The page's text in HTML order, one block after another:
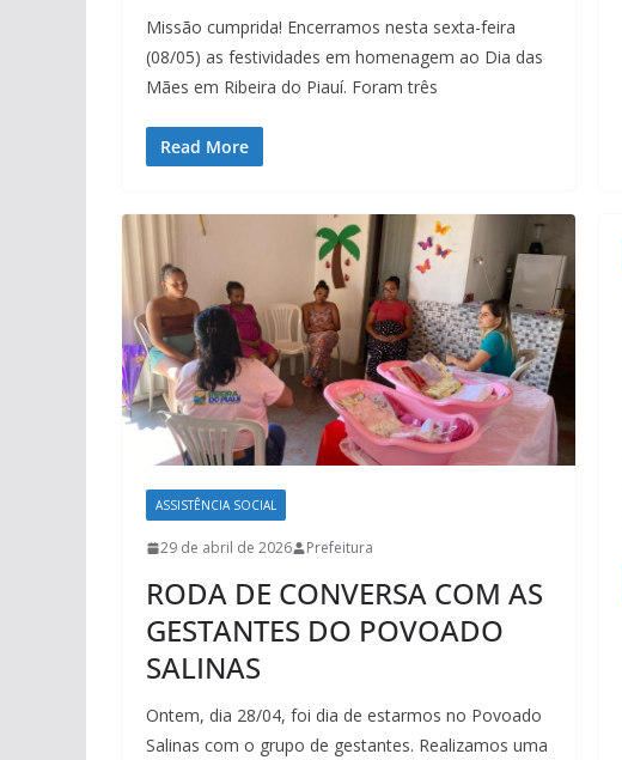
Missão cumprida! Encerramos nesta sexta-feira
(08/05) as festividades em homenagem ao Dia das
Mães em Ribeira do Piauí. Foram três
Read More
ASSISTÊNCIA SOCIAL
29 de abril de 2026 Prefeitura
RODA DE CONVERSA COM AS
GESTANTES DO POVOADO
SALINAS
Ontem, dia 28/04, foi dia de estarmos no Povoado
Salinas com o grupo de gestantes. Realizamos uma